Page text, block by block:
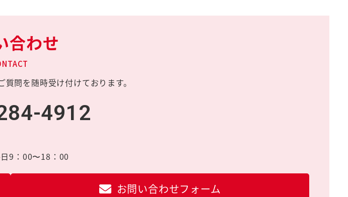
合わせ
質問を随時受け付けております。
4912
9：00〜18：00
お問い合わせフォーム